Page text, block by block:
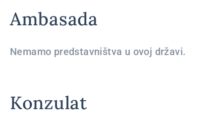
Ambasada
Nemamo predstavništva u ovoj državi.
Konzulat